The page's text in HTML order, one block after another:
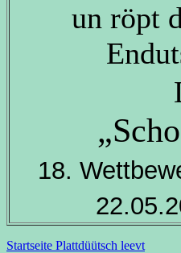
un röpt
18.
Startseite Plattdüütsch leevt